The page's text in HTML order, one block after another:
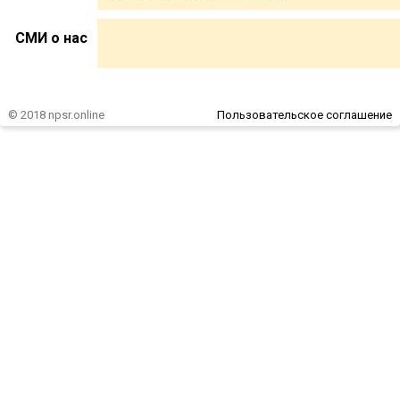
СМИ о нас
© 2018 npsr.online Пользовательское соглашение